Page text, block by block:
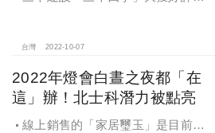
案由亞洲建築大師姚仁喜主理，植入
打造以人文、品味交織的都會地景，
為小檜溪勾勒出傲人天際線。
台灣 2022-10-07
2022年燈會白晝之夜都「在
這」辦！北士科潛力被點亮
線上銷售的「家居璽玉」是目前唯